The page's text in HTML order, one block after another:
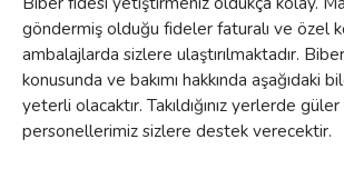
göndermiş olduğu fideler faturalı ve özel
ambalajlarda sizlere ulaştırılmaktadır.
konusunda ve bakımı hakkında aşağıdaki
yeterli olacaktır. Takıldığınız yerlerde
personellerimiz sizlere destek verecektir.